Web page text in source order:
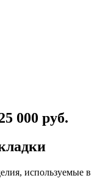
000 руб.
используемые в